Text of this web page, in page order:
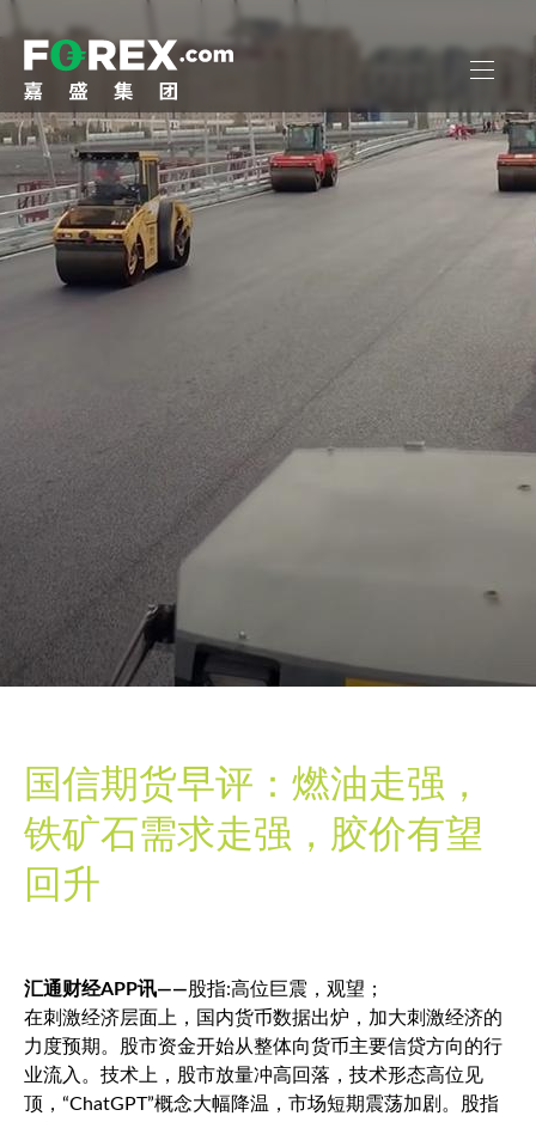
国信期货早评：燃油走强，
铁矿石需求走强，胶价有望
回升
汇通财经APP讯——股指:高位巨震，观望；
在刺激经济层面上，国内货币数据出炉，加大刺激经济的
力度预期。股市资金开始从整体向货币主要信贷方向的行
业流入。技术上，股市放量冲高回落，技术形态高位见
顶，“ChatGPT”概念大幅降温，市场短期震荡加剧。股指